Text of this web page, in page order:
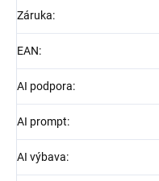
Záruka:
EAN:
AI podpora:
AI prompt:
AI výbava: